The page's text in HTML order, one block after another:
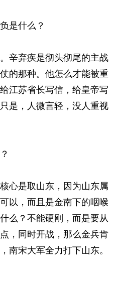
是什么？
辛弃疾是彻头彻尾的主战
的那种。他怎么才能被重
江苏省长写信，给皇帝写
是，人微言轻，没人重视
心是取山东，因为山东属
以，而且是金南下的咽喉
么？不能硬刚，而是要从
，同时开战，那么金兵肯
南宋大军全力打下山东。